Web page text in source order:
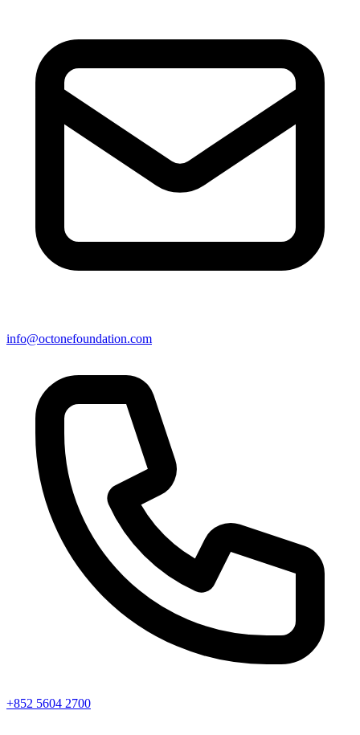
info@octonefoundation.com
+852 5604 2700